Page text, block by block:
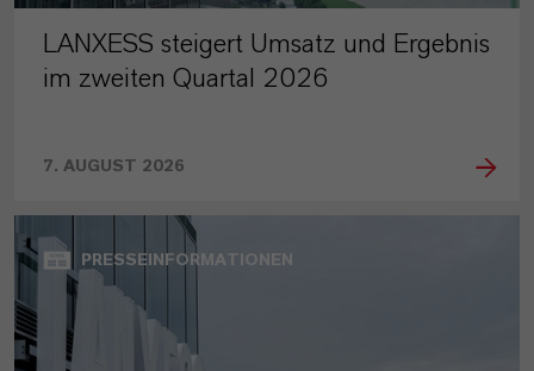
LANXESS steigert Umsatz und Ergebnis
im zweiten Quartal 2026
7. AUGUST 2026
PRESSEINFORMATIONEN